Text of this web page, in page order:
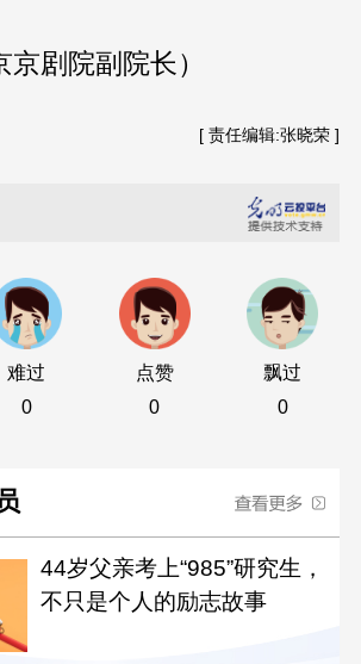
京剧院副院长）
[ 责任编辑:张晓荣 ]
难过
0
点赞
0
飘过
0
44岁父亲考上“985”研究生，
不只是个人的励志故事